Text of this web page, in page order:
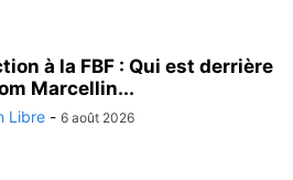
à la FBF : Qui est derrière
Marcellin...
Libre - 6 août 2026